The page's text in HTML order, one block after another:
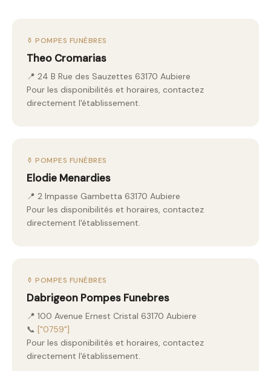
⚱️ POMPES FUNÈBRES
Theo Cromarias
📍 24 B Rue des Sauzettes 63170 Aubiere
Pour les disponibilités et horaires, contactez
directement l'établissement.
⚱️ POMPES FUNÈBRES
Elodie Menardies
📍 2 Impasse Gambetta 63170 Aubiere
Pour les disponibilités et horaires, contactez
directement l'établissement.
⚱️ POMPES FUNÈBRES
Dabrigeon Pompes Funebres
📍 100 Avenue Ernest Cristal 63170 Aubiere
📞 ["0759"]
Pour les disponibilités et horaires, contactez
directement l'établissement.